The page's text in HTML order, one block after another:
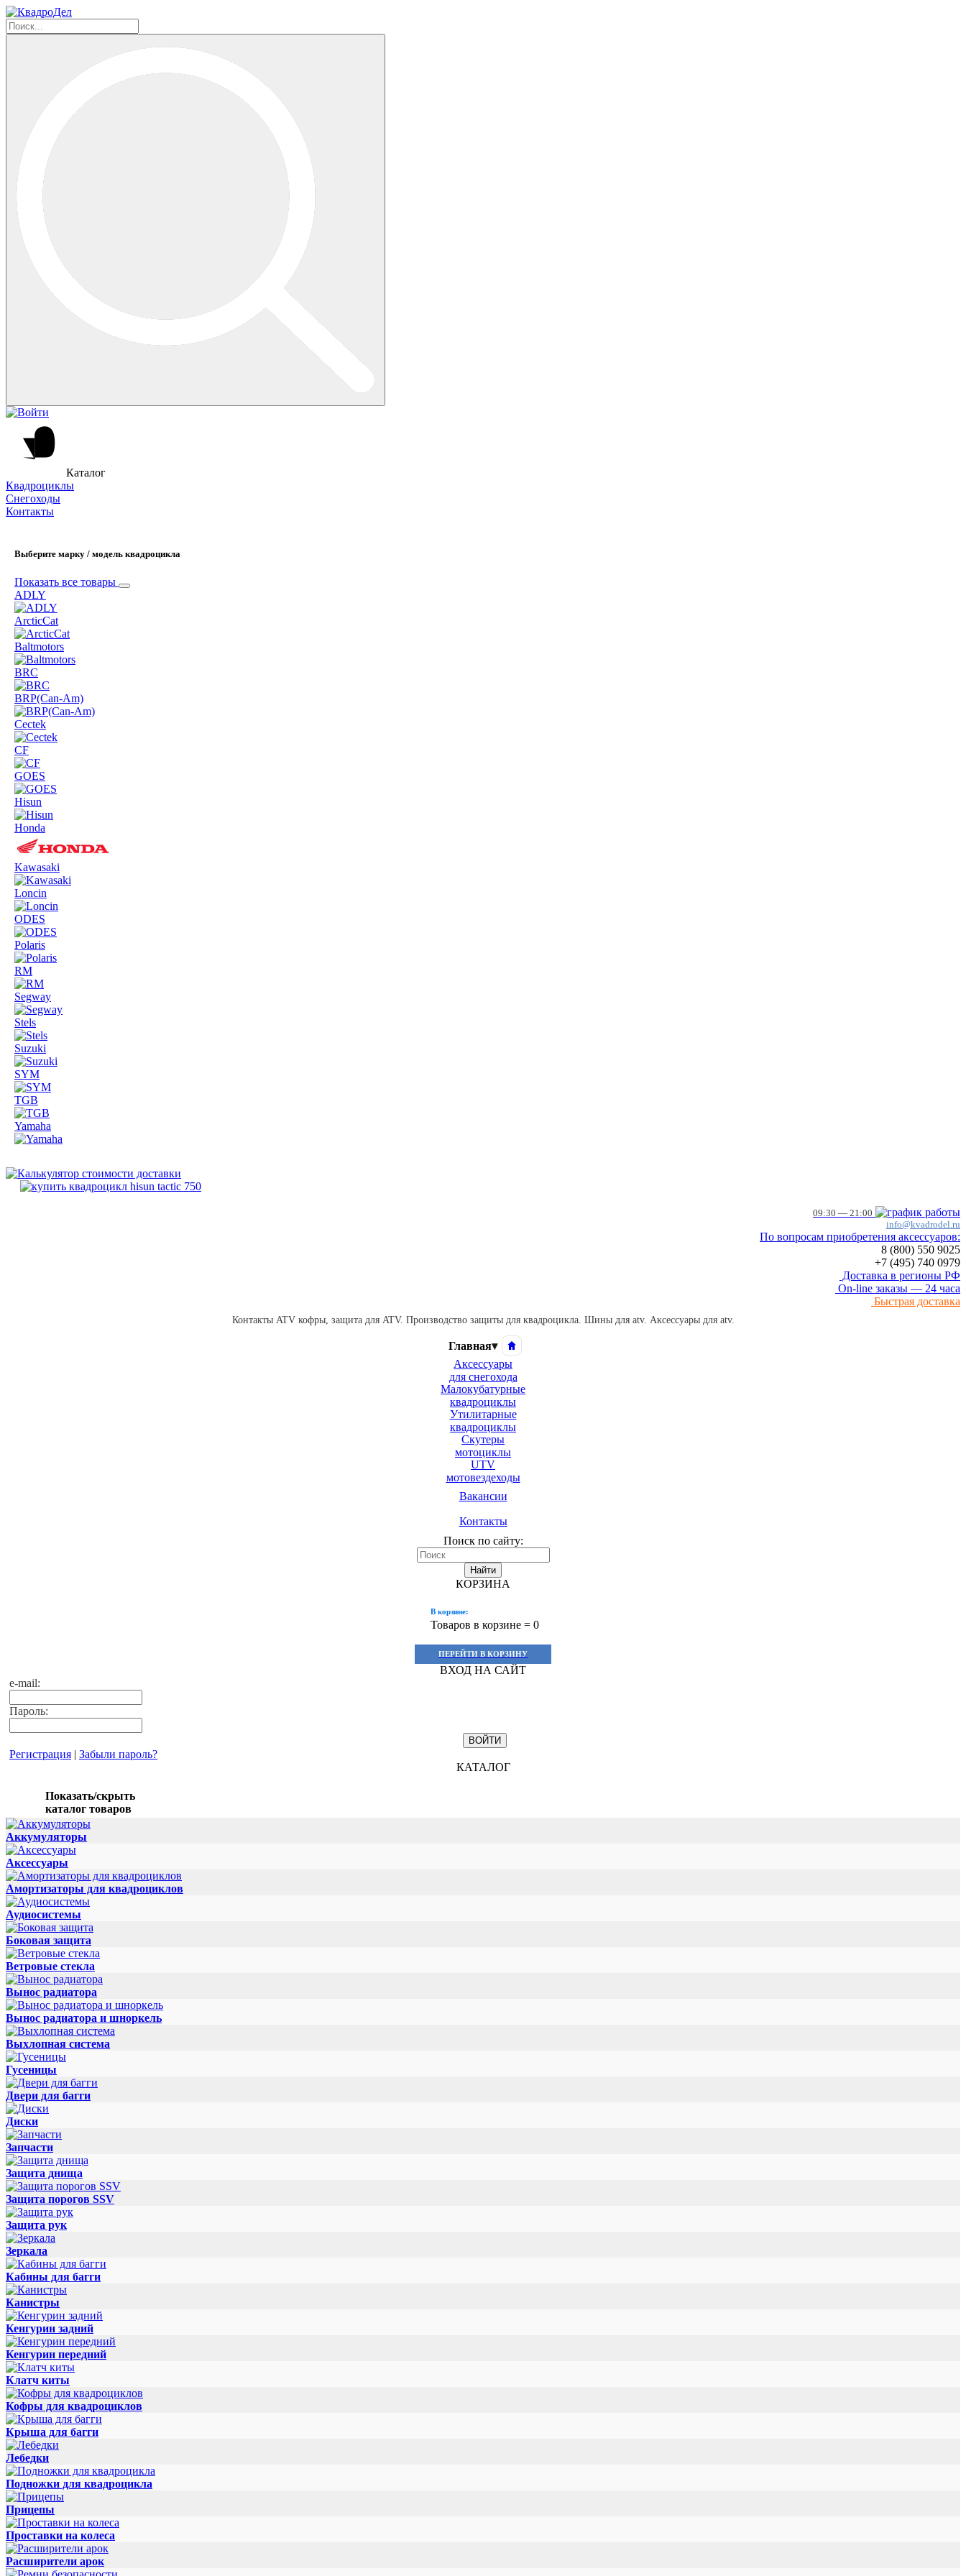
Каталог
Квадроциклы
Снегоходы
Контакты
Выберите марку / модель квадроцикла
Показать все товары
ADLY
ArcticCat
Baltmotors
BRC
BRP(Can-Am)
Cectek
CF
GOES
Hisun
Honda
Kawasaki
Loncin
ODES
Polaris
RM
Segway
Stels
Suzuki
SYM
TGB
Yamaha
09:30 — 21:00
info@kvadrodel.ru
По вопросам приобретения аксессуаров:
8 (800) 550 9025
+7 (495) 740 0979
Доставка в регионы РФ
On-line заказы — 24 часа
Быстрая доставка
Контакты ATV кофры, защита для ATV. Производство защиты для квадроцикла. Шины для atv. Аксессуары для atv.
Главная▾
Аксессуары
для снегохода
Малокубатурные
квадроциклы
Утилитарные
квадроциклы
Скутеры
мотоциклы
UTV
мотовездеходы
Вакансии
Контакты
Поиск по сайту:
Найти
КОРЗИНА
В корзине:
Товаров в корзине = 0
ПЕРЕЙТИ В КОРЗИНУ
ВХОД НА САЙТ
e-mail:
Пароль:
Регистрация | Забыли пароль?
КАТАЛОГ
Показать/скрыть
каталог товаров
Аккумуляторы
Аксессуары
Амортизаторы для квадроциклов
Аудиосистемы
Боковая защита
Ветровые стекла
Вынос радиатора
Вынос радиатора и шноркель
Выхлопная система
Гусеницы
Двери для багги
Диски
Запчасти
Защита днища
Защита порогов SSV
Защита рук
Зеркала
Кабины для багги
Канистры
Кенгурин задний
Кенгурин передний
Клатч киты
Кофры для квадроциклов
Крыша для багги
Лебедки
Подножки для квадроцикла
Прицепы
Проставки на колеса
Расширители арок